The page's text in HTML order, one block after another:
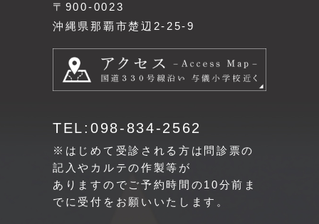
〒900-0023
沖縄県那覇市楚辺2-25-9
TEL:098-834-2562
※はじめて受診される方は問診票の
記入やカルテの作製等が
ありますのでご予約時間の10分前ま
でに受付をお願いいたします。